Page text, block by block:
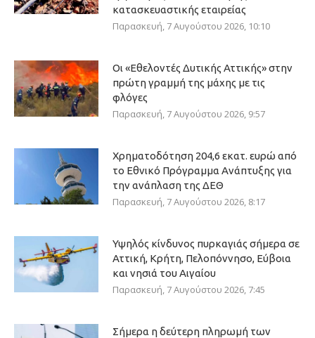
κατασκευαστικής εταιρείας
Παρασκευή, 7 Αυγούστου 2026, 10:10
Οι «Εθελοντές Δυτικής Αττικής» στην
πρώτη γραμμή της μάχης με τις
φλόγες
Παρασκευή, 7 Αυγούστου 2026, 9:57
Χρηματοδότηση 204,6 εκατ. ευρώ από
το Εθνικό Πρόγραμμα Ανάπτυξης για
την ανάπλαση της ΔΕΘ
Παρασκευή, 7 Αυγούστου 2026, 8:17
Υψηλός κίνδυνος πυρκαγιάς σήμερα σε
Αττική, Κρήτη, Πελοπόννησο, Εύβοια
και νησιά του Αιγαίου
Παρασκευή, 7 Αυγούστου 2026, 7:45
Σήμερα η δεύτερη πληρωμή των